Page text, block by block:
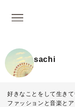
sachi
好きなことをして生き
ファッションと音楽と